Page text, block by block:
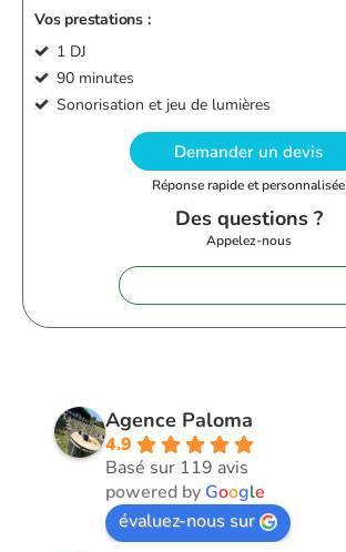
Vos prestations :
1 DJ
90 minutes
Sonorisation et jeu de lumières
Demander un devis
Réponse rapide et personnalisée
Des questions ?
Appelez-nous
Agence Paloma
4.9
Basé sur 119 avis
powered by Google
évaluez-nous sur